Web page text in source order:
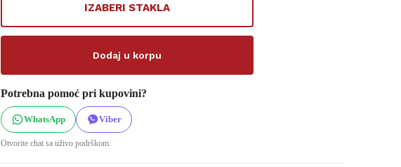
IZABERI STAKLA
Dodaj u korpu
Potrebna pomoć pri kupovini?
WhatsApp Viber
Otvorite chat sa uživo podrškom.